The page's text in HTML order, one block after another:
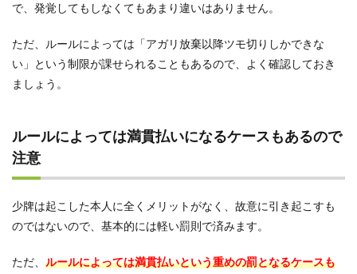
で、発覚してもしなくてもあまり違いはありません。
ただ、ルールによっては「アガリ放棄以降ツモ切りしかできな
い」という制限が課せられることもあるので、よく確認しておき
ましょう。
ルールによっては満貫払いになるケースもあるので
注意
少牌は起こした本人に全くメリットがなく、故意に引き起こすも
のではないので、基本的には軽い罰則で済みます。
ただ、 ルールによっては満貫払いという重めの罰となるケースも